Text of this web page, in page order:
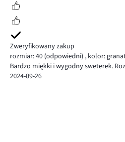
Zweryfikowany zakup
rozmiar: 40 (odpowiedni) , kolor:
Bardzo miękki i wygodny sweterek.
2024-09-26